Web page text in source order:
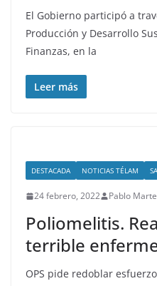
El Gobierno participó a
Producción y Desarrollo
Finanzas, en la
Leer más
DESTACADA NOTICIAS TÉLAM
24 febrero, 2022 Pablo
Poliomelitis.
terrible
OPS pide redoblar